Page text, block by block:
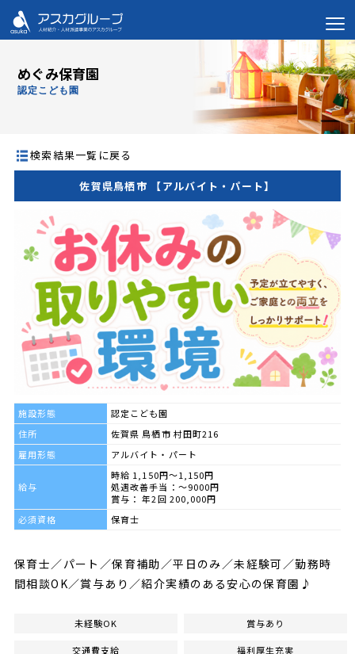
めぐみ保育園
認定こども園
検索結果一覧に戻る
佐賀県鳥栖市 【アルバイト・パート】
施設形態
認定こども園
住所
佐賀県 鳥栖市 村田町216
雇用形態
アルバイト・パート
給与
時給 1,150円～1,150円
処遇改善手当：～9000円
賞与： 年2回 200,000円
必須資格
保育士
保育士／パート／保育補助／平日のみ／未経験可／勤務時
間相談OK／賞与あり／紹介実績のある安心の保育園♪
未経験OK 賞与あり
交通費支給 福利厚生充実